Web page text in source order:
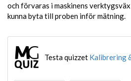
och förvaras i maskinens
kunna byta till proben inför mätning.
Testa quizzet Kalibrering